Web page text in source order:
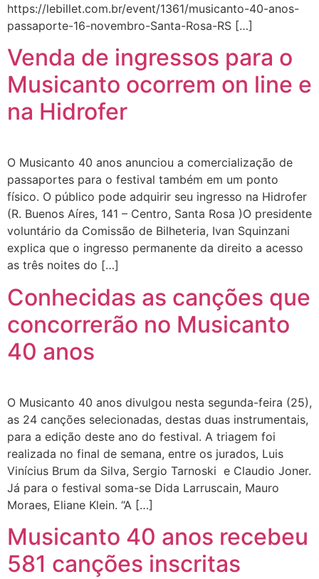
https://lebillet.com.br/event/1361/musicanto-40-anos-
passaporte-16-novembro-Santa-Rosa-RS […]
Venda de ingressos para o
Musicanto ocorrem on line e
na Hidrofer
O Musicanto 40 anos anunciou a comercialização de
passaportes para o festival também em um ponto
físico. O público pode adquirir seu ingresso na Hidrofer
(R. Buenos Aíres, 141 – Centro, Santa Rosa )O presidente
voluntário da Comissão de Bilheteria, Ivan Squinzani
explica que o ingresso permanente da direito a acesso
as três noites do […]
Conhecidas as canções que
concorrerão no Musicanto
40 anos
O Musicanto 40 anos divulgou nesta segunda-feira (25),
as 24 canções selecionadas, destas duas instrumentais,
para a edição deste ano do festival. A triagem foi
realizada no final de semana, entre os jurados, Luis
Vinícius Brum da Silva, Sergio Tarnoski e Claudio Joner.
Já para o festival soma-se Dida Larruscain, Mauro
Moraes, Eliane Klein. “A […]
Musicanto 40 anos recebeu
581 canções inscritas